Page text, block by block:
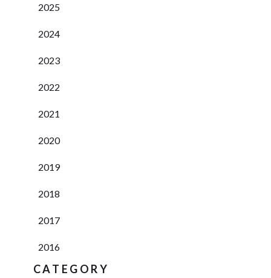
2025
2024
2023
2022
2021
2020
2019
2018
2017
2016
CATEGORY